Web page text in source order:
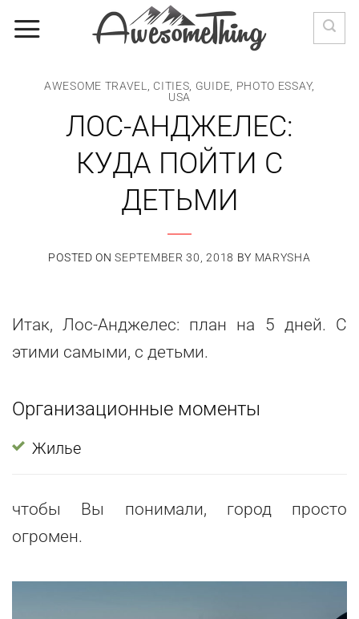
AWESOME TRAVEL CITIES GUIDE PHOTO ESSAY,
USA
ЛОС-АНДЖЕЛЕС:
КУДА ПОЙТИ С
ДЕТЬМИ
POSTED ONSEPTEMBER 30, 2018 BY MARYSHA
Итак, Лос-Анджелес: план на 5 дней. С
этими самыми, с детьми.
Организационные моменты
Жилье
чтобы Вы понимали, город просто
огромен.